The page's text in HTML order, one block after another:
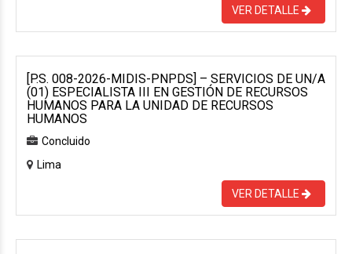
VER DETALLE
[P.S. 008-2026-MIDIS-PNPDS] – SERVICIOS DE UN/A
(01) ESPECIALISTA III EN GESTIÓN DE RECURSOS
HUMANOS PARA LA UNIDAD DE RECURSOS
HUMANOS
Concluido
Lima
VER DETALLE